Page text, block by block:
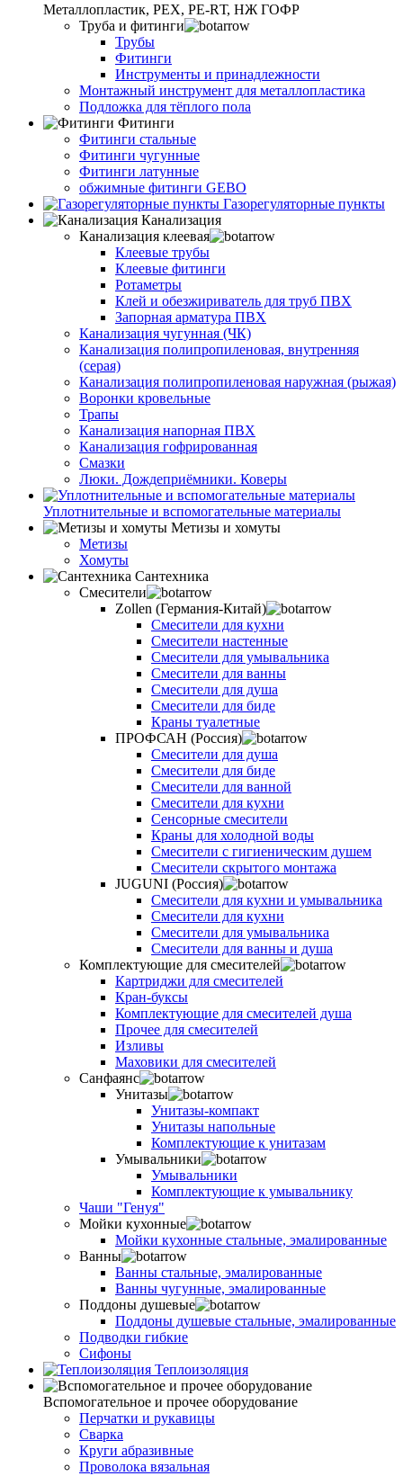
Металлопластик, РЕХ, РЕ-RТ, НЖ ГОФР
Труба и фитинги
Трубы
Фитинги
Инструменты и принадлежности
Монтажный инструмент для металлопластика
Подложка для тёплого пола
Фитинги
Фитинги стальные
Фитинги чугунные
Фитинги латунные
обжимные фитинги GEBO
Газорегуляторные пункты
Канализация
Канализация клеевая
Клеевые трубы
Клеевые фитинги
Ротаметры
Клей и обезжириватель для труб ПВХ
Запорная арматура ПВХ
Канализация чугунная (ЧК)
Канализация полипропиленовая, внутренняя
(серая)
Канализация полипропиленовая наружная (рыжая)
Воронки кровельные
Трапы
Канализация напорная ПВХ
Канализация гофрированная
Смазки
Люки. Дождеприёмники. Коверы
Уплотнительные и вспомогательные материалы
Метизы и хомуты
Метизы
Хомуты
Сантехника
Смесители
Zollen (Германия-Китай)
Смесители для кухни
Смесители настенные
Смесители для умывальника
Смесители для ванны
Смесители для душа
Смесители для биде
Краны туалетные
ПРОФСАН (Россия)
Смесители для душа
Смесители для биде
Смесители для ванной
Смесители для кухни
Сенсорные смесители
Краны для холодной воды
Смесители с гигиеническим душем
Смесители скрытого монтажа
JUGUNI (Россия)
Смесители для кухни и умывальника
Смесители для кухни
Смесители для умывальника
Смесители для ванны и душа
Комплектующие для смесителей
Картриджи для смесителей
Кран-буксы
Комплектующие для смесителей душа
Прочее для смесителей
Изливы
Маховики для смесителей
Санфаянс
Унитазы
Унитазы-компакт
Унитазы напольные
Комплектующие к унитазам
Умывальники
Умывальники
Комплектующие к умывальнику
Чаши "Генуя"
Мойки кухонные
Мойки кухонные стальные, эмалированные
Ванны
Ванны стальные, эмалированные
Ванны чугунные, эмалированные
Поддоны душевые
Поддоны душевые стальные, эмалированные
Подводки гибкие
Сифоны
Теплоизоляция
Вспомогательное и прочее оборудование
Перчатки и рукавицы
Сварка
Круги абразивные
Проволока вязальная